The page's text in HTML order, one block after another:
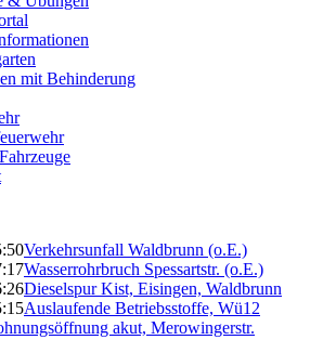
mit Behinderung
Verkehrsunfall Waldbrunn (o.E.)
Wasserrohrbruch Spessartstr. (o.E.)
Dieselspur Kist, Eisingen, Waldbrunn
Auslaufende Betriebsstoffe, Wü12
akut, Merowingerstr.